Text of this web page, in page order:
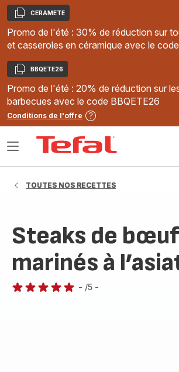
Copier
CERAMETE
Promo de l'été : 30% de réduction sur
et casseroles en céramique avec le
Copier
BBQETE26
Promo de l'été : 20% de réduction sur
barbecues avec le code BBQETE26
Conditions de l'offre
Ouvrir
TOUTES NOS RECETTES
Steaks de bœuf
marinés à
- /5 -